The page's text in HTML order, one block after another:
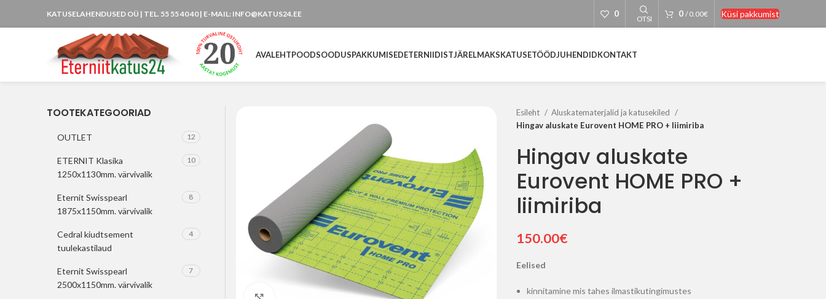
KATUSELAHENDUSED OÜ | TEL. 55 55 40 40 | E-MAIL: INFO@KATUS24.EE 0 OTSI 0 / 0.00€ Küsi pakkumist
AVALEHTPOODSOODUSPAKKUMISEDETERNIIDISTJÄRELMAKSKATUSETÖÖDJUHENDIDKONTAKT
Esileht
Aluskatematerjalid ja katusekiled
Hingav aluskate Eurovent HOME PRO + liimiriba
Hingav aluskate
Eurovent HOME PRO +
liimiriba
150.00€
Eelised
kinnitamine mis tahes ilmastikutingimustes
TOOTEKATEGOORIAD
OUTLET 12
ETERNIT Klasika
1250x1130mm. värvivalik
10
Eternit Swisspearl
1875x1150mm. värvivalik
8
Cedral kiudtsement
tuulekastilaud
4
Eternit Swisspearl
2500x1150mm. värvivalik
7